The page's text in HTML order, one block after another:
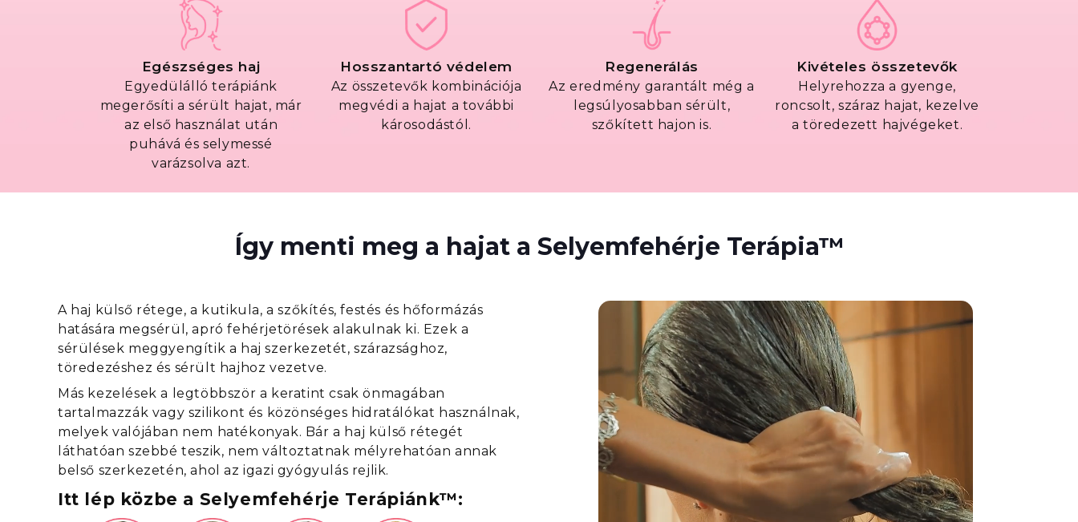
Egészséges haj
Egyedülálló terápiánk
megerősíti a sérült hajat, már
az első használat után
puhává és selymessé
varázsolva azt.
Hosszantartó védelem
Az összetevők kombinációja
megvédi a hajat a további
károsodástól.
Regenerálás
Az eredmény garantált még a
legsúlyosabban sérült,
szőkített hajon is.
Kivételes összetevők
Helyrehozza a gyenge,
roncsolt, száraz hajat, kezelve
a töredezett hajvégeket.
Így menti meg a hajat a Selyemfehérje Terápia™
A haj külső rétege, a kutikula, a szőkítés, festés és hőformázás
hatására megsérül, apró fehérjetörések alakulnak ki. Ezek a
sérülések meggyengítik a haj szerkezetét, szárazsághoz,
töredezéshez és sérült hajhoz vezetve.
Más kezelések a legtöbbször a keratint csak önmagában
tartalmazzák vagy szilikont és közönséges hidratálókat használnak,
melyek valójában nem hatékonyak. Bár a haj külső rétegét
láthatóan szebbé teszik, nem változtatnak mélyrehatóan annak
belső szerkezetén, ahol az igazi gyógyulás rejlik.
Itt lép közbe a Selyemfehérje Terápiánk™: